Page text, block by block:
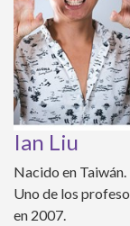
Ian Liu
Nacido en Taiwán.
Uno de los
en 2007.